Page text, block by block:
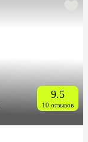
9.5
10 отзывов